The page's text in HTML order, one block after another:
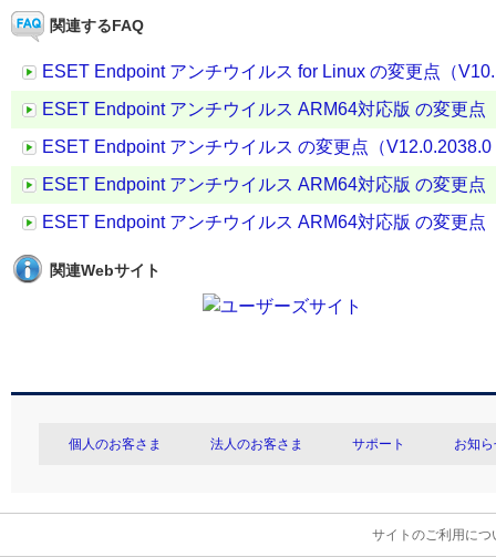
関連するFAQ
ESET Endpoint アンチウイルス for Linux の変更点（
ESET Endpoint アンチウイルス ARM64対応版 の変更
ESET Endpoint アンチウイルス の変更点（
ESET Endpoint アンチウイルス ARM64対応版 の変更
ESET Endpoint アンチウイルス ARM64対応版 の変更
関連Webサイト
個人のお客さま 法人のお客さま サポート お知
サイトのご利用につ